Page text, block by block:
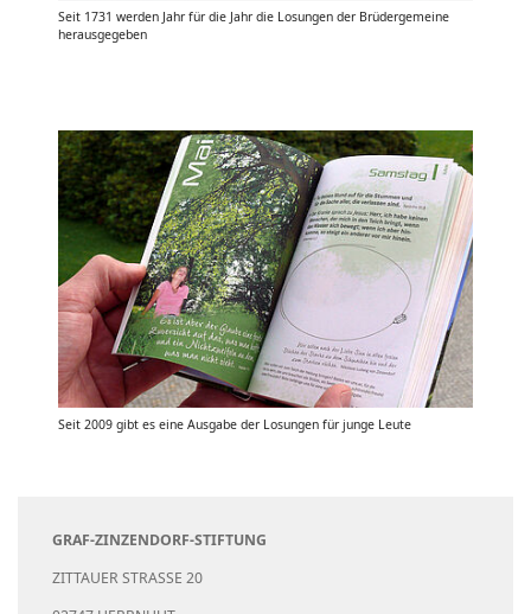
Seit 1731 werden Jahr für die Jahr die Losungen der Brüdergemeine
herausgegeben
Seit 2009 gibt es eine Ausgabe der Losungen für junge Leute
GRAF-ZINZENDORF-STIFTUNG
ZITTAUER STRASSE 20